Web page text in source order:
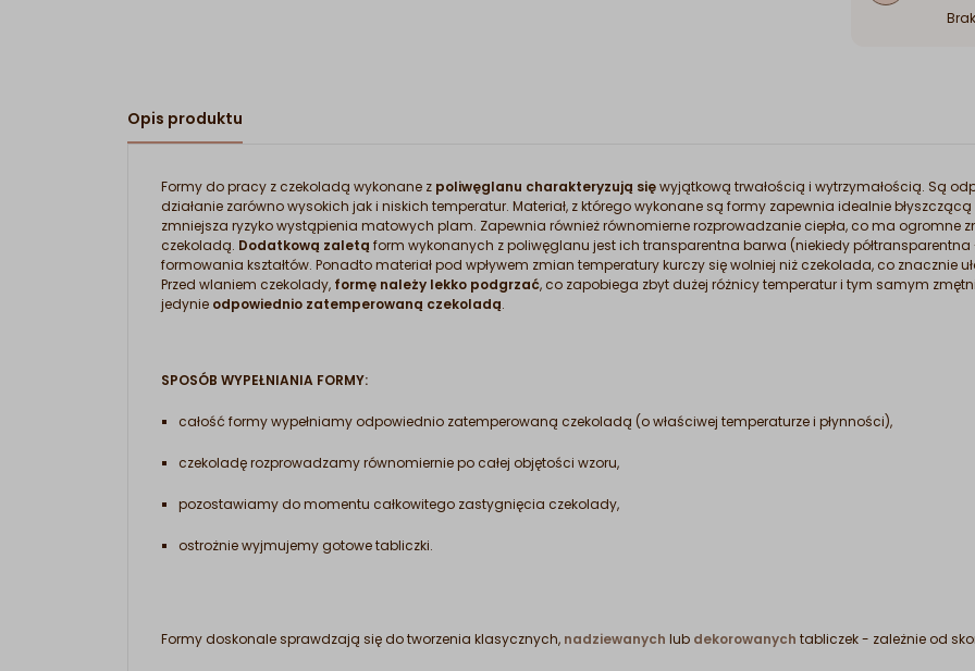
Opis produktu
Formy do pracy z czekoladą wykonane z poliwęglanu charakteryzują sięwyjątkową trwałością i wytrzymałością. Są
działanie zarówno wysokich jak i niskich temperatur. Materiał, z którego wykonane są formy zapewnia idealnie
zmniejsza ryzyko wystąpienia matowych plam. Zapewnia również równomierne rozprowadzanie ciepła, co ma ogromne
czekoladą. Dodatkową zaletą form wykonanych z poliwęglanu jest ich transparentna barwa (niekiedy
formowania kształtów. Ponadto materiał pod wpływem zmian temperatury kurczy się wolniej niż czekolada, co znacznie
Przed wlaniem czekolady, formę należy lekko podgrzać, co zapobiega zbyt dużej różnicy temperatur i tym samym
jedynie odpowiednio zatemperowaną czekoladą.
SPOSÓB WYPEŁNIANIA FORMY:
całość formy wypełniamy odpowiednio zatemperowaną czekoladą (o właściwej temperaturze i płynności),
czekoladę rozprowadzamy równomiernie po całej objętości wzoru,
pozostawiamy do momentu całkowitego zastygnięcia czekolady,
ostrożnie wyjmujemy gotowe tabliczki.
Formy doskonale sprawdzają się do tworzenia klasycznych, nadziewanych lub dekorowanych tabliczek - zależnie od